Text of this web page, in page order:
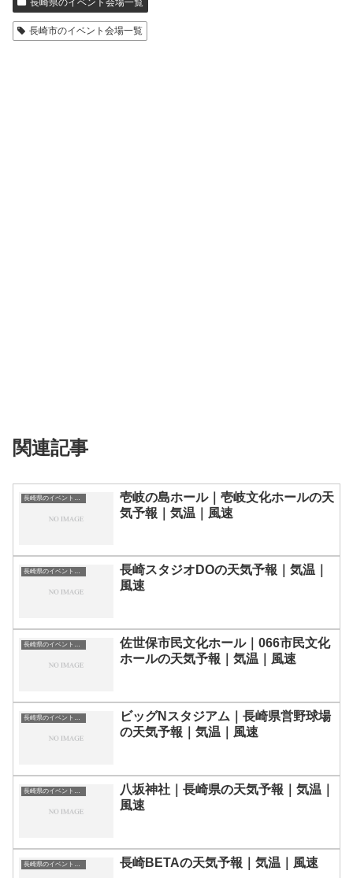
長崎市のイベント会場一覧
関連記事
長崎県のイベント会場一覧
壱岐の島ホール｜壱岐文化ホールの天
気予報｜気温｜風速
長崎県のイベント会場一覧
長崎スタジオDOの天気予報｜気温｜
風速
長崎県のイベント会場一覧
佐世保市民文化ホール｜066市民文化
ホールの天気予報｜気温｜風速
長崎県のイベント会場一覧
ビッグNスタジアム｜長崎県営野球場
の天気予報｜気温｜風速
長崎県のイベント会場一覧
八坂神社｜長崎県の天気予報｜気温｜
風速
長崎県のイベント会場一覧 長崎BETAの天気予報｜気温｜風速